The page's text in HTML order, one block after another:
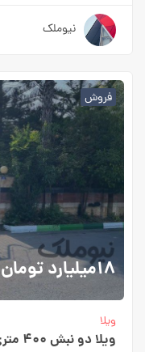
نیوملک
فروش
۱۸میلیارد تومان
ویلا
ویلا دو نبش ۴۰۰ متری بر اصلی نورسر نمک آبرود